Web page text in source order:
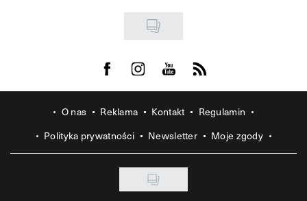
Visit us on Facebook
Visit us on Instagram
Visit us on Youtube
Visit us on Rss
O nas Reklama Kontakt
Regulamin
Polityka prywatności
Newsletter Moje zgody